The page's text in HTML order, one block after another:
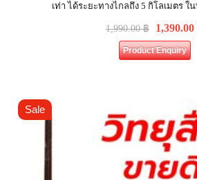
เท่า ได้ระยะทางไกลถึง 5 กิโลเมตร
1,990.00฿ 1,390.00
Product Enquiry
Sale